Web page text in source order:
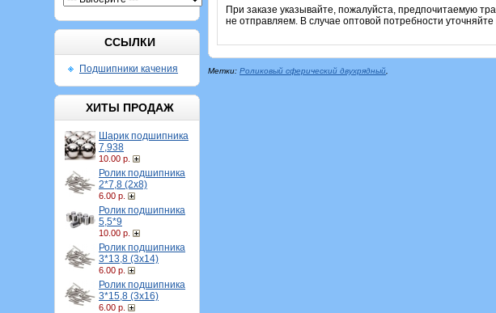
ССЫЛКИ
Подшипники качения
ХИТЫ ПРОДАЖ
Шарик подшипника
7,938
10.00 р.
Ролик подшипника
2*7,8 (2х8)
6.00 р.
Ролик подшипника
5,5*9
10.00 р.
Ролик подшипника
3*13,8 (3х14)
6.00 р.
Ролик подшипника
3*15,8 (3х16)
6.00 р.
При заказе указывайте, пожалуйста, предпочитаемую
не отправляем. В случае оптовой потребности
Метки: Роликовый сферический двухрядный